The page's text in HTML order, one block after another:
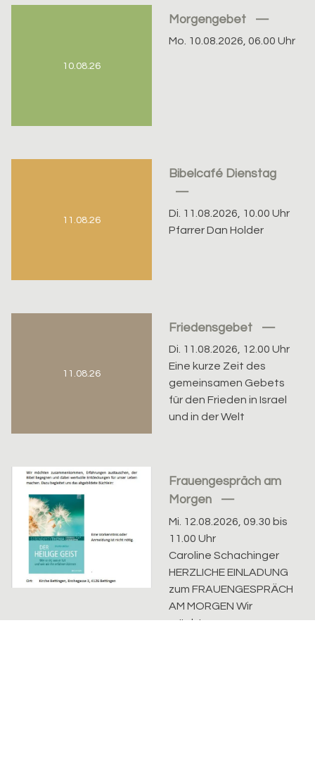
10.08.26
Morgengebet
Mo. 10.08.2026, 06.00 Uhr
11.08.26
Bibelcafé Dienstag
Di. 11.08.2026, 10.00 Uhr
Pfarrer Dan Holder
11.08.26
Friedensgebet
Di. 11.08.2026, 12.00 Uhr
Eine kurze Zeit des
gemeinsamen Gebets
für den Frieden in Israel
und in der Welt
Frauengespräch am
Morgen
Mi. 12.08.2026, 09.30 bis
11.00 Uhr
Caroline Schachinger
HERZLICHE EINLADUNG
zum FRAUENGESPRÄCH
AM MORGEN Wir
möchten